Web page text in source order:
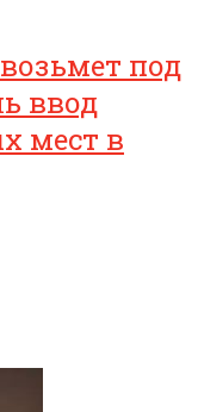
под
ввод
мест в